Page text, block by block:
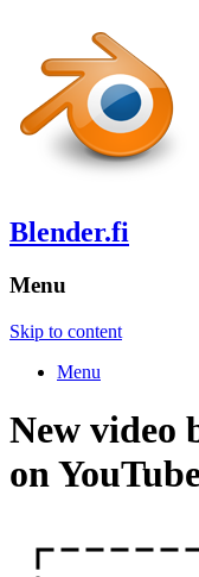
Blender.fi
Menu
Skip to content
Menu
New video
on